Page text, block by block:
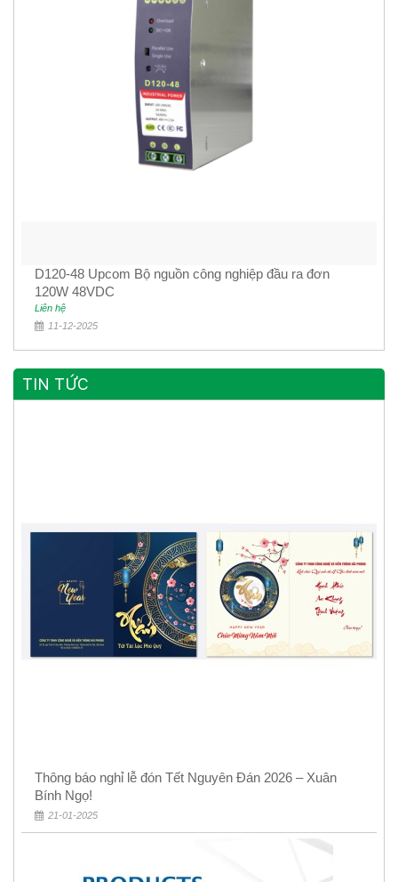
D120-48 Upcom Bộ nguồn công nghiệp đầu ra đơn
120W 48VDC
Liên hệ
11-12-2025
TIN TỨC
Thông báo nghỉ lễ đón Tết Nguyên Đán 2026 – Xuân
Bính Ngọ!
21-01-2025